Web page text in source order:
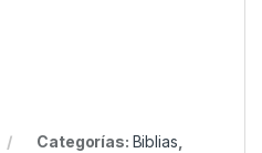
Categorías: Biblias,